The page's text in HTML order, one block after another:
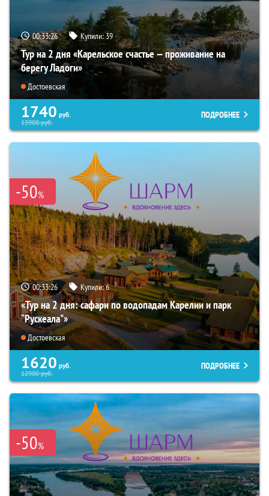
00:33:24 Купили:39
Тур на 2 дня «Карельское счастье — проживание на
берегу Ладоги»
Достоевская
1740 руб.
13900руб.
ПОДРОБНЕЕ
-50%
00:33:24 Купили:6
«Тур на 2 дня: сафари по водопадам Карелии и парк
“Рускеала"»
Достоевская
1620 руб.
12900руб.
ПОДРОБНЕЕ
-50%